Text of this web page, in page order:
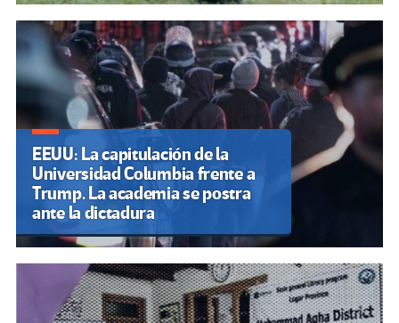
EEUU: La capitulación de la
Universidad Columbia frente a
Trump. La academia se postra
ante la dictadura